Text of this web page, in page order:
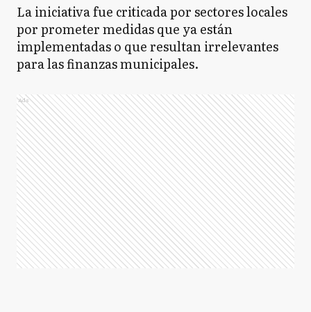
La iniciativa fue criticada por sectores locales
por prometer medidas que ya están
implementadas o que resultan irrelevantes
para las finanzas municipales.
Ads